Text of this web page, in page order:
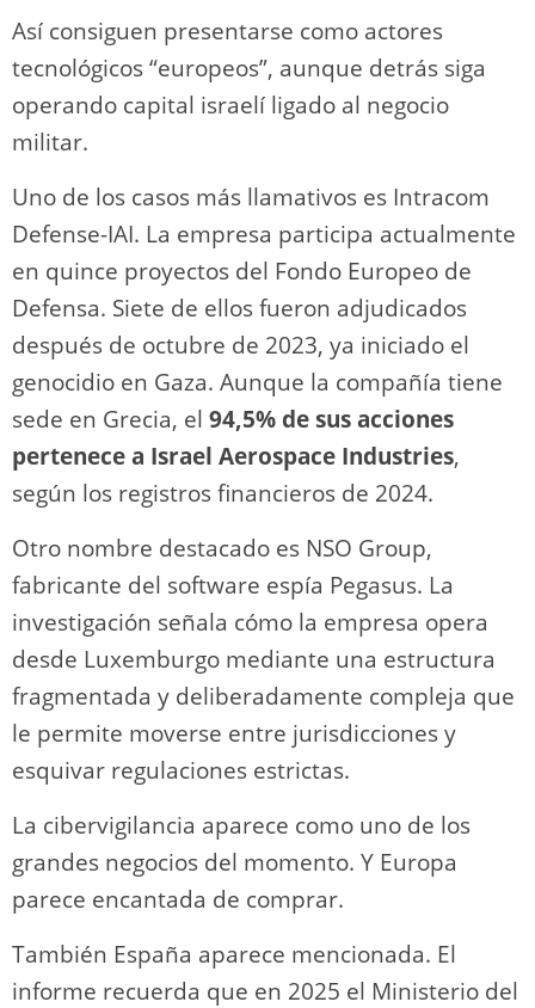
Así consiguen presentarse como actores
tecnológicos “europeos”, aunque detrás siga
operando capital israelí ligado al negocio
militar.
Uno de los casos más llamativos es Intracom
Defense-IAI. La empresa participa actualmente
en quince proyectos del Fondo Europeo de
Defensa. Siete de ellos fueron adjudicados
después de octubre de 2023, ya iniciado el
genocidio en Gaza. Aunque la compañía tiene
sede en Grecia, el 94,5% de sus acciones
pertenece a Israel Aerospace Industries,
según los registros financieros de 2024.
Otro nombre destacado es NSO Group,
fabricante del software espía Pegasus. La
investigación señala cómo la empresa opera
desde Luxemburgo mediante una estructura
fragmentada y deliberadamente compleja que
le permite moverse entre jurisdicciones y
esquivar regulaciones estrictas.
La cibervigilancia aparece como uno de los
grandes negocios del momento. Y Europa
parece encantada de comprar.
También España aparece mencionada. El
informe recuerda que en 2025 el Ministerio del